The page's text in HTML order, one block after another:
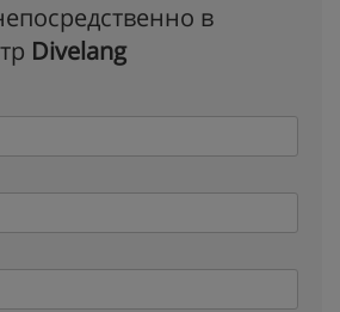
в
Divelang